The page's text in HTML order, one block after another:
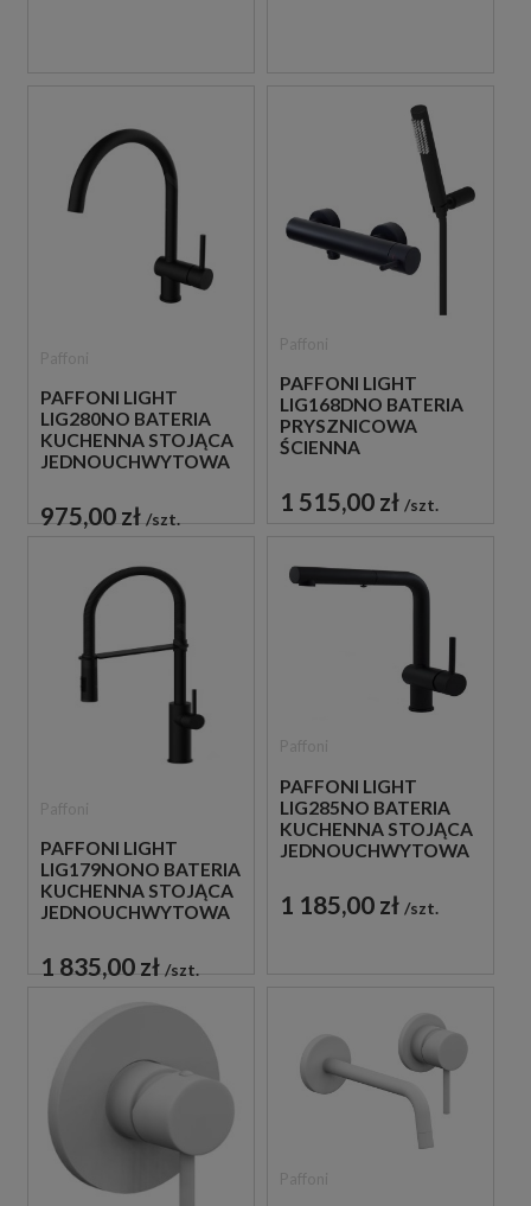
PAFFONI LIGHT
LIG280NO BATERIA
KUCHENNA STOJĄCA
JEDNOUCHWYTOWA
975,00 zł szt.
PAFFONI LIGHT
LIG168DNO BATERIA
PRYSZNICOWA
ŚCIENNA
CZARNA
1 515,00 zł szt.
PAFFONI LIGHT
LIG179NONO BATERIA
KUCHENNA STOJĄCA
JEDNOUCHWYTOWA
1 835,00 zł szt.
PAFFONI LIGHT
LIG285NO BATERIA
KUCHENNA STOJĄCA
JEDNOUCHWYTOWA
1 185,00 zł szt.